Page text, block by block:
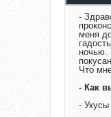
-
меня
ночью.
Что
- Как
-